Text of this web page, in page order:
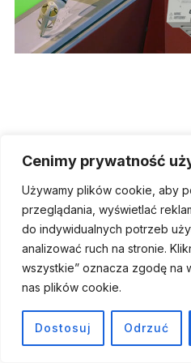
Cenimy prywatność
Używamy plików cookie, aby
przeglądania, wyświetlać
do indywidualnych potrzeb
analizować ruch na stronie.
wszystkie” oznacza zgodę na
nas plików cookie.
Dostosuj Odrzuć
Inspiro WordPress